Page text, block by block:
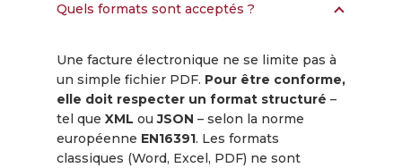
Quels formats sont acceptés ?
Une facture électronique ne se limite pas à
un simple fichier PDF. Pour être conforme,
elle doit respecter un format structuré –
tel que XML ouJSON – selon la norme
européenne EN16391. Les formats
classiques (Word, Excel, PDF) ne sont